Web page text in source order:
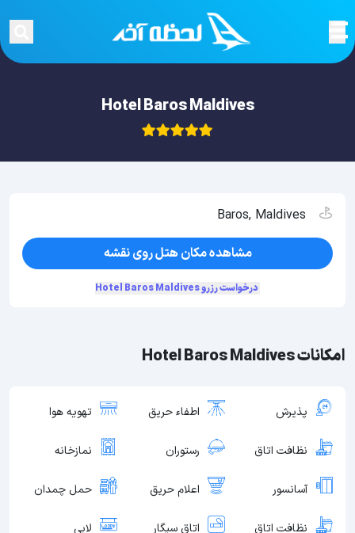
Hotel Baros Maldives
امکانات Hotel Baros Maldives
پذیرش اطفاء حریق تهویه هوا
نظافت اتاق رستوران نمازخانه
آسانسور اعلام حریق حمل چمدان
نظافت اتاق اتاق سیگار لابی
Baros, Maldives
مشاهده مکان هتل روی نقشه
درخواست رزرو Hotel Baros Maldives